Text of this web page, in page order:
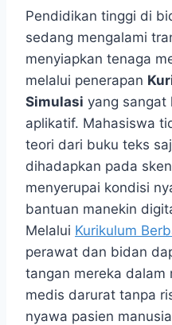
Pendidikan tinggi di
sedang mengalami
menyiapkan tenaga
melalui penerapan
Simulasi yang sangat
aplikatif. Mahasiswa
teori dari buku teks
dihadapkan pada
menyerupai kondisi
bantuan manekin
Melalui Kurikulum
perawat dan bidan
tangan mereka dalam
medis darurat tanpa
nyawa pasien